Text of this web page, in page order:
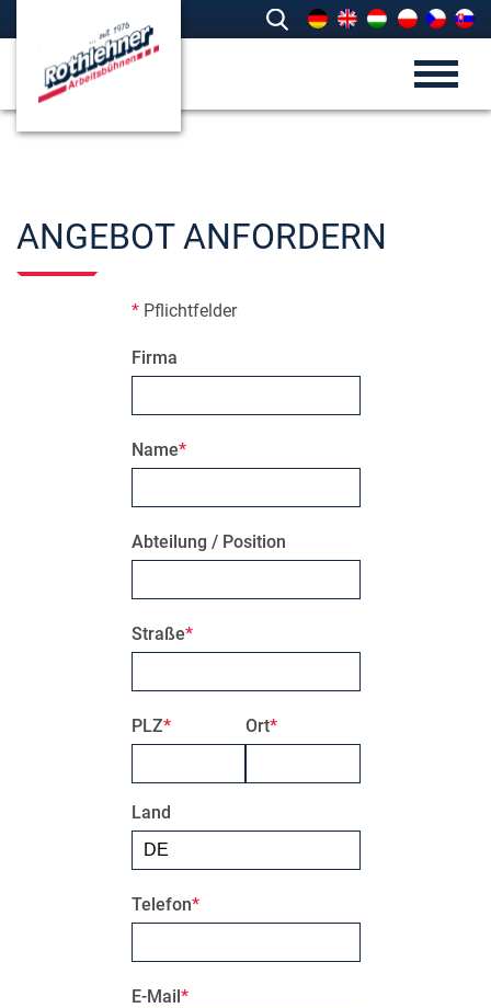
ANGEBOT ANFORDERN
*Pflichtfelder
Firma
Name
Abteilung / Position
Straße
PLZ Ort
Land
Telefon
E-Mail